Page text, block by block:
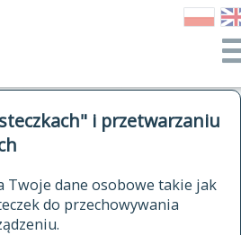
i przetwarzaniu
Twoje dane osobowe takie jak
do przechowywania
SŁOWNIK
POLSKIEGO